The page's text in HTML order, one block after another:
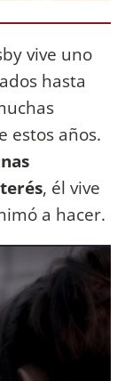
vive uno
hasta
estos años.
, él vive
a hacer.